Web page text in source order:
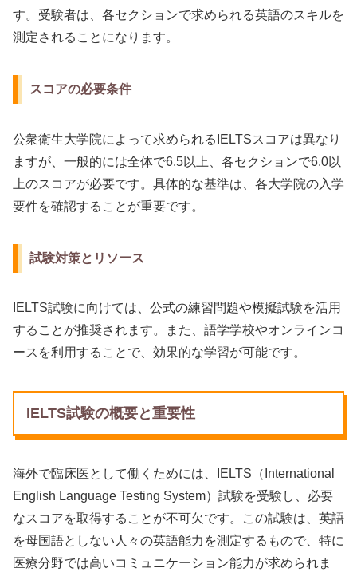
す。受験者は、各セクションで求められる英語のスキルを
測定されることになります。
スコアの必要条件
公衆衛生大学院によって求められるIELTSスコアは異なり
ますが、一般的には全体で6.5以上、各セクションで6.0以
上のスコアが必要です。具体的な基準は、各大学院の入学
要件を確認することが重要です。
試験対策とリソース
IELTS試験に向けては、公式の練習問題や模擬試験を活用
することが推奨されます。また、語学学校やオンラインコ
ースを利用することで、効果的な学習が可能です。
IELTS試験の概要と重要性
海外で臨床医として働くためには、IELTS（International
English Language Testing System）試験を受験し、必要
なスコアを取得することが不可欠です。この試験は、英語
を母国語としない人々の英語能力を測定するもので、特に
医療分野では高いコミュニケーション能力が求められま